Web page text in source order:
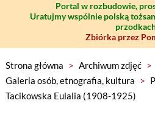
Portal w rozbudowie,
Uratujmy wspólnie polską
Zbiórka przez
Strona główna > Archiwum zdjęć >
Galeria osób, etnografia, kultura >
Tacikowska Eulalia (1908-1925)